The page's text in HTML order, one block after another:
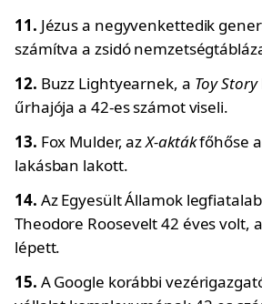
11. Jézus a negyvenkettedik
számítva a zsidó
12. Buzz Lightyearnek, a Toy Story
űrhajója a 42-es számot viseli.
13. Fox Mulder, azX-aktákfőhőse a
lakásban lakott.
14. Az Egyesült Államok
Theodore Roosevelt 42 éves volt,
lépett.
15. A Google korábbi